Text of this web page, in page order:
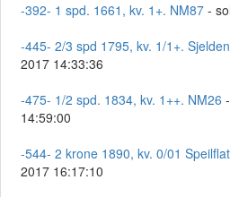
-392- 1 spd. 1661, kv. 1+. NM87 -
-445- 2/3 spd 1795, kv. 1/1+.
2017 14:33:36
-475- 1/2 spd. 1834, kv. 1++. NM26
14:59:00
-544- 2 krone 1890, kv. 0/01
2017 16:17:10